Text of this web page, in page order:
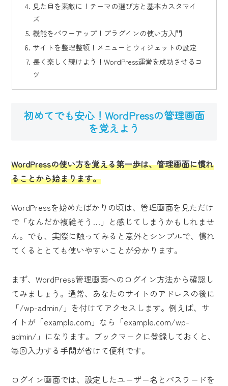
見た目を素敵に！テーマの選び方と基本カスタマイ
ズ
機能をパワーアップ！プラグインの使い方入門
サイトを整理整頓！メニューとウィジェットの設定
長く楽しく続けよう！WordPress運営を成功させるコ
ツ
初めてでも安心！WordPressの管理画面
を覚えよう
WordPressの使い方を覚える第一歩は、管理画面に慣れ
ることから始まります。
WordPressを始めたばかりの頃は、管理画面を見ただけ
で「なんだか複雑そう…」と感じてしまうかもしれませ
ん。でも、実際に触ってみると意外とシンプルで、慣れ
てくるととても使いやすいことが分かります。
まず、WordPress管理画面へのログイン方法から確認し
てみましょう。通常、あなたのサイトのアドレスの後に
「/wp-admin/」を付けてアクセスします。例えば、サ
イトが「example.com」なら「example.com/wp-
admin/」になります。ブックマークに登録しておくと、
毎回入力する手間が省けて便利です。
ログイン画面では、設定したユーザー名とパスワードを